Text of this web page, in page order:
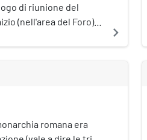
di riunione del
(nell'area del Foro)
Alba Longa nel
navigate_next
romana era